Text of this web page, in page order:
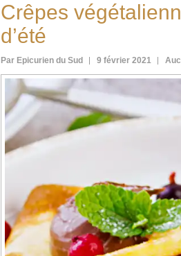
Crêpes
d’été
Par Epicurien du Sud 9 février 2021